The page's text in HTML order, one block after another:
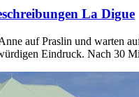
La Digue
auf Praslin und warten
Eindruck. Nach 30